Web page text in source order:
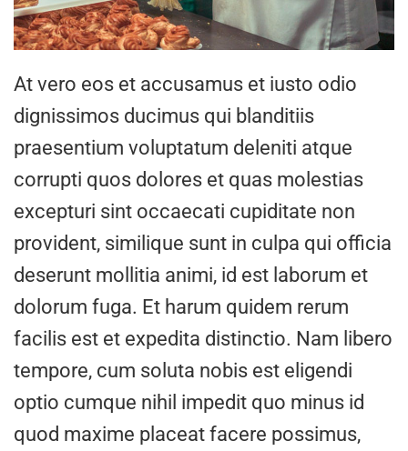
At vero eos et accusamus et iusto odio
dignissimos ducimus qui blanditiis
praesentium voluptatum deleniti atque
corrupti quos dolores et quas molestias
excepturi sint occaecati cupiditate non
provident, similique sunt in culpa qui officia
deserunt mollitia animi, id est laborum et
dolorum fuga. Et harum quidem rerum
facilis est et expedita distinctio. Nam libero
tempore, cum soluta nobis est eligendi
optio cumque nihil impedit quo minus id
quod maxime placeat facere possimus,